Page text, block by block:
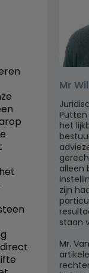
Mr
Putten
het
alleen
zijn
staan
Mr.